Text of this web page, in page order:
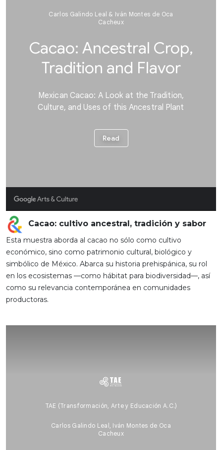
Cacao: cultivo ancestral, tradición y sabor
Esta muestra aborda al cacao no sólo como cultivo
económico, sino como patrimonio cultural, biológico y
simbólico de México. Abarca su historia prehispánica, su rol
en los ecosistemas —como hábitat para biodiversidad—, así
como su relevancia contemporánea en comunidades
productoras.